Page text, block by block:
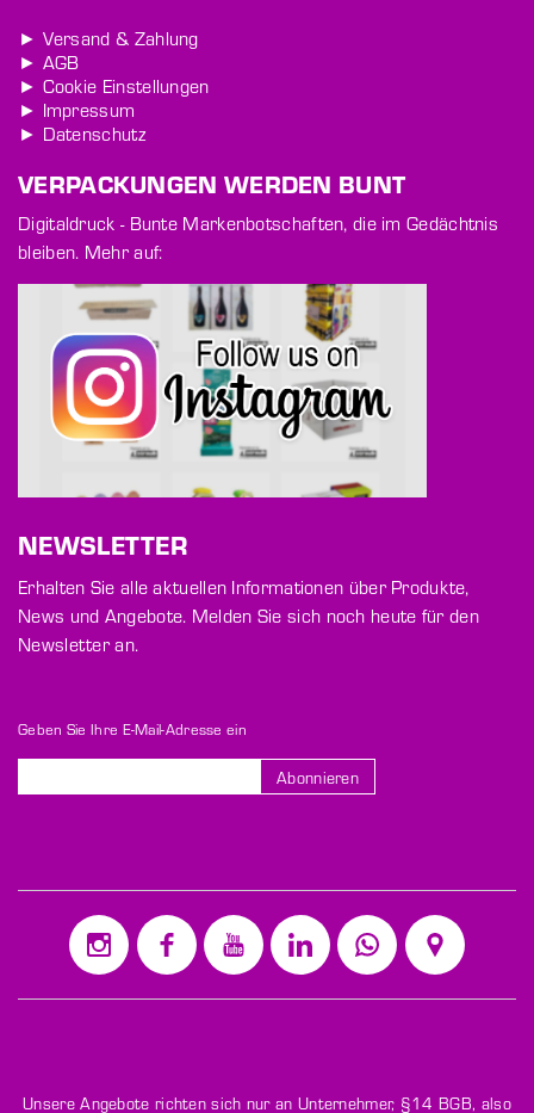
► Versand & Zahlung
► AGB
► Cookie Einstellungen
► Impressum
► Datenschutz
VERPACKUNGEN WERDEN BUNT
Digitaldruck - Bunte Markenbotschaften, die im Gedächtnis
bleiben. Mehr auf:
NEWSLETTER
Erhalten Sie alle aktuellen Informationen über Produkte,
News und Angebote. Melden Sie sich noch heute für den
Newsletter an.
Geben Sie Ihre E-Mail-Adresse ein
für
Newsletter
Abonnieren
Unsere Angebote richten sich nur an Unternehmer, §14 BGB, also